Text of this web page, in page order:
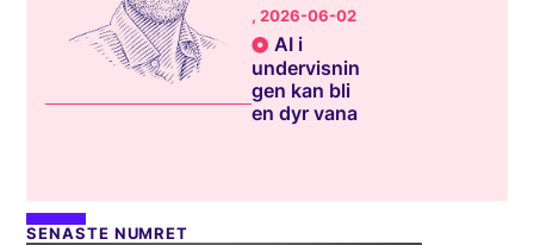
, 2026-06-02
AI i
undervisnin
gen kan bli
en dyr vana
SENASTE NUMRET